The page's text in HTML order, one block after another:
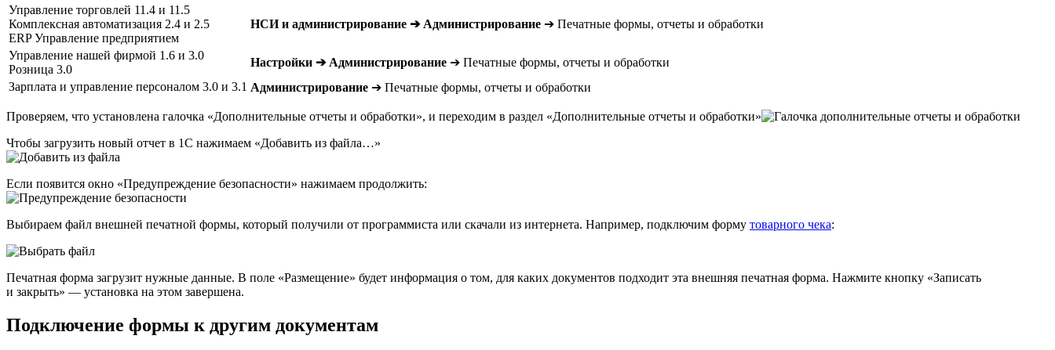
Управление торговлей 11.4 и 11.5
Комплексная автоматизация 2.4 и 2.5
ERP Управление предприятием
НСИ и администрирование ➔ Администрирование ➔ Печатные формы, отчеты и обработки
Управление нашей фирмой 1.6 и 3.0
Розница 3.0
Настройки ➔ Администрирование ➔ Печатные формы, отчеты и обработки
Зарплата и управление персоналом 3.0 и 3.1 Администрирование ➔ Печатные формы, отчеты и обработки
Проверяем, что установлена галочка «Дополнительные отчеты и обработки», и переходим в раздел «Дополнительные отчеты и обработки»
Чтобы загрузить новый отчет в 1С нажимаем «Добавить из файла…»
Если появится окно «Предупреждение безопасности» нажимаем продолжить:
Выбираем файл внешней печатной формы, который получили от программиста или скачали из интернета. Например, подключим форму товарного чека:
Печатная форма загрузит нужные данные. В поле «Размещение» будет информация о том, для каких документов подходит эта внешняя печатная форма. Нажмите кнопку «Записать
и закрыть» — установка на этом завершена.
Подключение формы к другим документам